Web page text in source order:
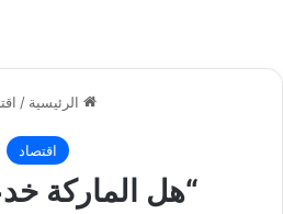
الرئيسية /
اقتصاد
“هل الماركة